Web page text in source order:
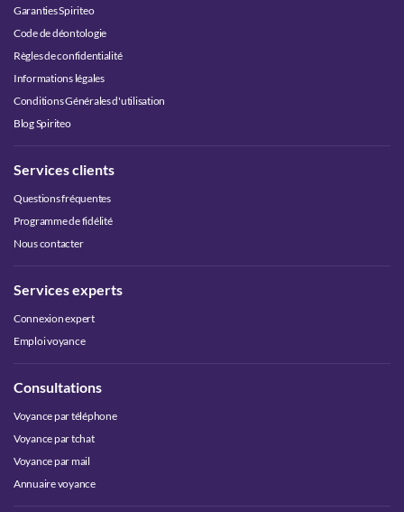
Garanties Spiriteo
Code de déontologie
Règles de confidentialité
Informations légales
Conditions Générales d'utilisation
Blog Spiriteo
Services clients
Questions fréquentes
Programme de fidélité
Nous contacter
Services experts
Connexion expert
Emploi voyance
Consultations
Voyance par téléphone
Voyance par tchat
Voyance par mail
Annuaire voyance